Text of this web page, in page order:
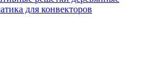
для конвекторов